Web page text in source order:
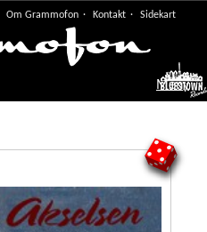
Om Grammofon Kontakt Sidekart
Meny